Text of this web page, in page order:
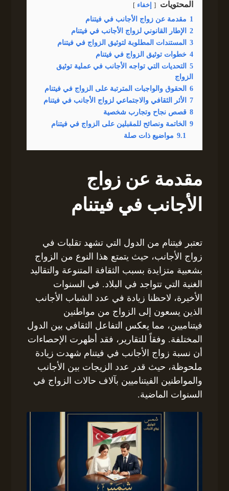
المحتويات إخفاء
1 مقدمة عن زواج الأجانب في فيتنام
2
الإطار القانوني لزواج الأجانب في فيتنام
3
المستندات المطلوبة لتوثيق الزواج في فيتنام
4 خطوات توثيق الزواج في فيتنام
5
التحديات التي تواجه الأجانب في عملية توثيق
الزواج
6
الحقوق والواجبات المترتبة على الزواج في فيتنام
7
الأثر الثقافي والاجتماعي لزواج الأجانب في فيتنام
8 قصص نجاح وتجارب شخصية
9
الخاتمة ونصائح للمقبلين على الزواج في فيتنام
9.1 مواضيع ذات صلة
مقدمة عن زواج
الأجانب في فيتنام
تعتبر فيتنام من الدول التي تشهد تقلبات في
زواج الأجانب، حيث يتمتع هذا النوع من الزواج
بشعبية متزايدة بسبب الثقافة المتنوعة والتقاليد
الغنية التي تتواجد في البلاد. في السنوات
الأخيرة، لاحظنا زيادة في عدد الشباب الأجانب
الذين يسعون إلى الزواج من مواطنين
فيتناميين، مما يعكس التفاعل الثقافي بين الدول
المختلفة. وفقاً للتقارير، فقد أظهرت الإحصاءات
أن نسبة زواج الأجانب في فيتنام شهدت زيادة
ملحوظة، حيث قدر عدد الزيجات بين الأجانب
والمواطنين الفيتناميين بآلاف حالات الزواج في
السنوات الماضية.